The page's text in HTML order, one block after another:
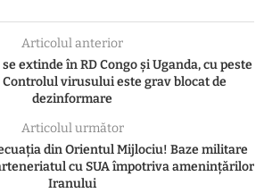
Articolul anterior
extinde în RD Congo și Uganda, cu peste
Controlul virusului este grav blocat de
dezinformare
Articolul următor
din Orientul Mijlociu! Baze militare
cu SUA împotriva amenințărilor
Iranului